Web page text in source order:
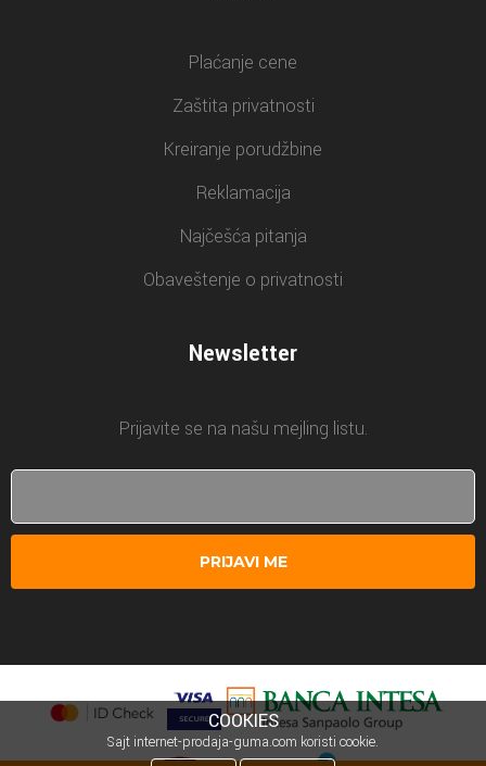
Plaćanje cene
Zaštita privatnosti
Kreiranje porudžbine
Reklamacija
Najčešća pitanja
Obaveštenje o privatnosti
Newsletter
Prijavite se na našu mejling listu.
PRIJAVI ME
COOKIES
Sajt internet-prodaja-guma.com koristi cookie.